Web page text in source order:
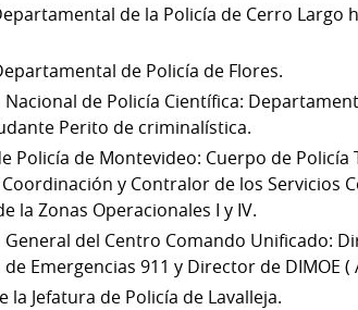
de la Policía de Cerro Largo
de Policía de Flores.
de Policía Científica:
Perito de criminalística.
Policía de Montevideo: Cuerpo de Policía
y Contralor de los Servicios
la Zonas Operacionales I y IV.
General del Centro Comando Unificado:
Emergencias 911 y Director de DIMOE (
la Jefatura de Policía de Lavalleja.